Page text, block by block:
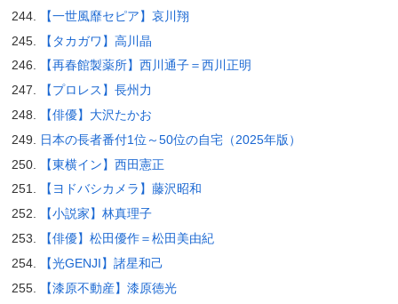
【一世風靡セピア】哀川翔
【タカガワ】高川晶
【再春館製薬所】西川通子＝西川正明
【プロレス】長州力
【俳優】大沢たかお
日本の長者番付1位～50位の自宅（2025年版）
【東横イン】西田憲正
【ヨドバシカメラ】藤沢昭和
【小説家】林真理子
【俳優】松田優作＝松田美由紀
【光GENJI】諸星和己
【漆原不動産】漆原徳光